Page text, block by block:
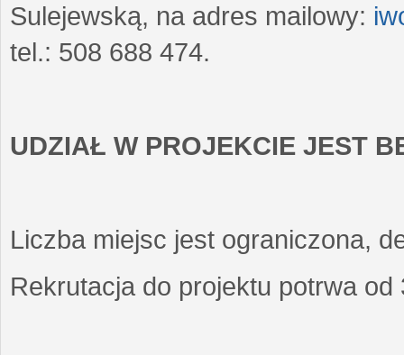
Sulejewską, na adres mailowy:
tel.: 508 688 474.
UDZIAŁ W PROJEKCIE JEST
Liczba miejsc jest ograniczona,
Rekrutacja do projektu potrwa